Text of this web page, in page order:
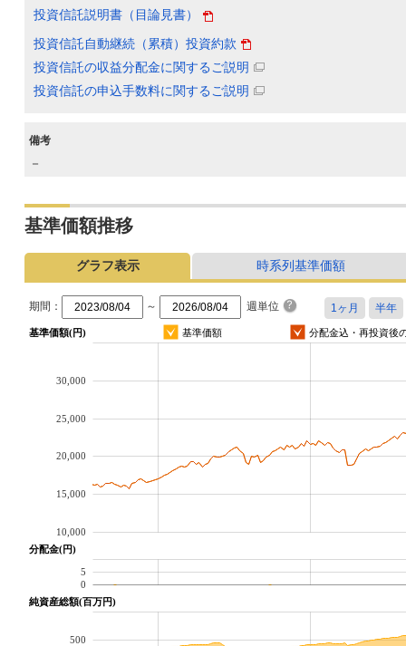
投資信託説明書（目論見書）
投資信託自動継続（累積）投資約款
投資信託の収益分配金に関するご説明
投資信託の申込手数料に関するご説明
備考
－
基準価額推移
グラフ表示 時系列基準価額
期間： ～ 週単位
基準価額(円) 基準価額 分配金込・再投資後
10,000
15,000
20,000
25,000
30,000
分配金(円)
0
5
純資産総額(百万円)
500